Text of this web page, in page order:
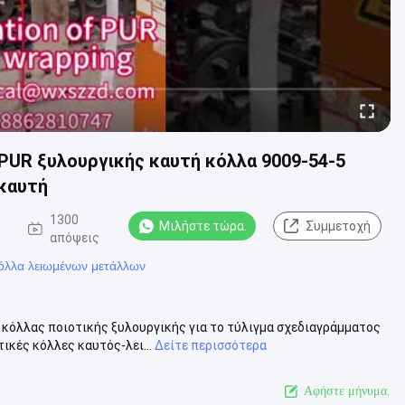
ξυλουργικής καυτή κόλλα 9009-54-5
1300
απόψεις
Μιλήστε τώρα. Συμμετοχή
λειωμένων μετάλλων
ποιοτικής ξυλουργικής για το τύλιγμα σχεδιαγράμματος
κόλλες καυτός-λει...
Δείτε περισσότερα
Αφήστε μήνυμα.